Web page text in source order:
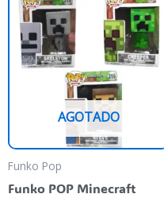
AGOTADO
Funko Pop
Funko POP Minecraft